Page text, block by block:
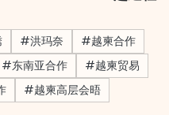
#洪玛奈
#越柬合作
#东南亚合作
#越柬贸易
#越柬高层会晤